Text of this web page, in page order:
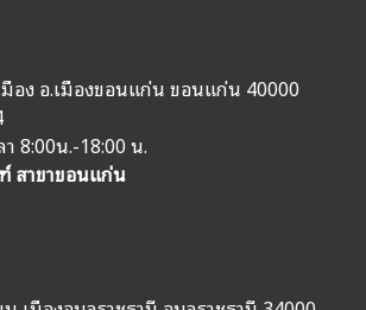
อง อ.เมืองขอนแก่น ขอนแก่น 40000
8:00น.-18:00 น.
สาขาขอนแก่น